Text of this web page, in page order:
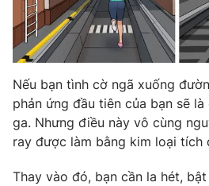
Thị trường 24h Tấm
VTV9 VTV8
Nếu bạn tình cờ ngã xuống
phản ứng đầu tiên của bạn sẽ
ga. Nhưng điều này vô cùng
ray được làm bằng kim loại tích
Thay vào đó, bạn cần la hét,